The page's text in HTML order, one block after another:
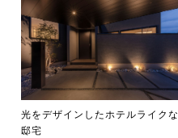
光をデザインしたホテルライクな
邸宅